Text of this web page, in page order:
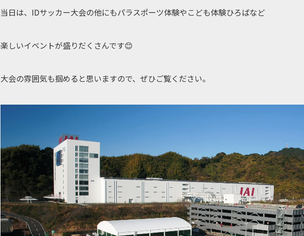
当日は、IDサッカー大会の他にもパラスポーツ体験やこども体験ひろばなど
楽しいイベントが盛りだくさんです😊
大会の雰囲気も掴めると思いますので、ぜひご覧ください。